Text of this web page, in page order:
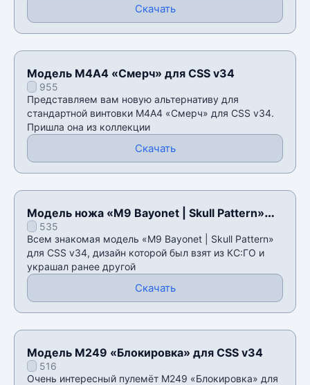
Скачать
Модель М4А4 «Смерч» для CSS v34
955
Представляем вам новую альтернативу для
стандартной винтовки М4А4 «Смерч» для CSS v34.
Пришла она из коллекции
Скачать
Модель ножа «M9 Bayonet | Skull Pattern»
для CSS v34
535
Всем знакомая модель «M9 Bayonet | Skull Pattern»
для CSS v34, дизайн которой был взят из КС:ГО и
украшал ранее другой
Скачать
Модель M249 «Блокировка» для CSS v34
516
Очень интересный пулемёт M249 «Блокировка» для